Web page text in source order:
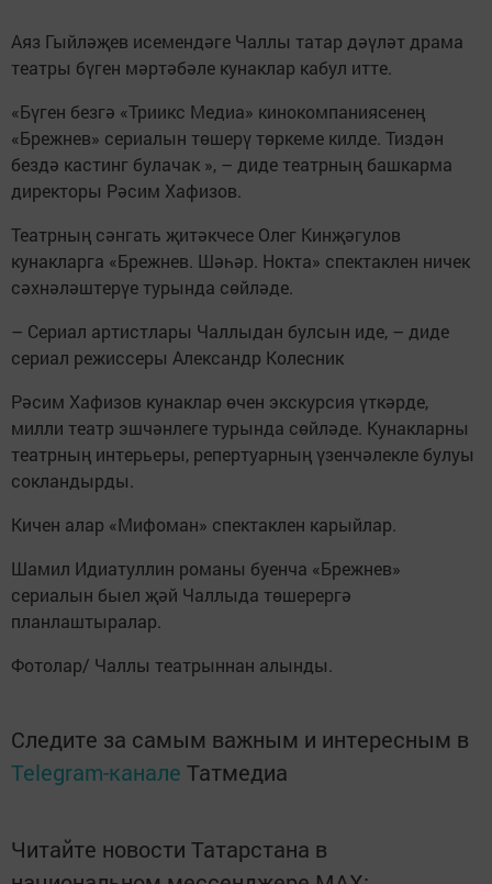
Аяз Гыйләҗев исемендәге Чаллы татар дәүләт драма
театры бүген мәртәбәле кунаклар кабул итте.
«Бүген безгә «Триикс Медиа» кинокомпаниясенең
«Брежнев» сериалын төшерү төркеме килде. Тиздән
бездә кастинг булачак », – диде театрның башкарма
директоры Рәсим Хафизов.
Театрның сәнгать җитәкчесе Олег Кинҗәгулов
кунакларга «Брежнев. Шәһәр. Нокта» спектаклен ничек
сәхнәләштерүе турында сөйләде.
– Сериал артистлары Чаллыдан булсын иде, – диде
сериал режиссеры Александр Колесник
Рәсим Хафизов кунаклар өчен экскурсия үткәрде,
милли театр эшчәнлеге турында сөйләде. Кунакларны
театрның интерьеры, репертуарның үзенчәлекле булуы
сокландырды.
Кичен алар «Мифоман» спектаклен карыйлар.
Шамил Идиатуллин романы буенча «Брежнев»
сериалын быел җәй Чаллыда төшерергә
планлаштыралар.
Фотолар/ Чаллы театрыннан алынды.
Следите за самым важным и интересным в
Telegram-канале Татмедиа
Читайте новости Татарстана в